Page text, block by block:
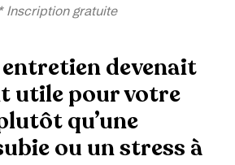
Inscription gratuite
devenait
utile pour votre
qu’une
ou un stress à